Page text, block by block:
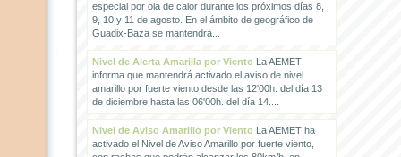
especial por ola de calor durante los próximos días 8,
9, 10 y 11 de agosto. En el ámbito de geográfico de
Guadix-Baza se mantendrá...
Nivel de Alerta Amarilla por VientoLa AEMET
informa que mantendrá activado el aviso de nivel
amarillo por fuerte viento desde las 12'00h. del día 13
de diciembre hasta las 06'00h. del día 14....
Nivel de Aviso Amarillo por VientoLa AEMET ha
activado el Nivel de Aviso Amarillo por fuerte viento,